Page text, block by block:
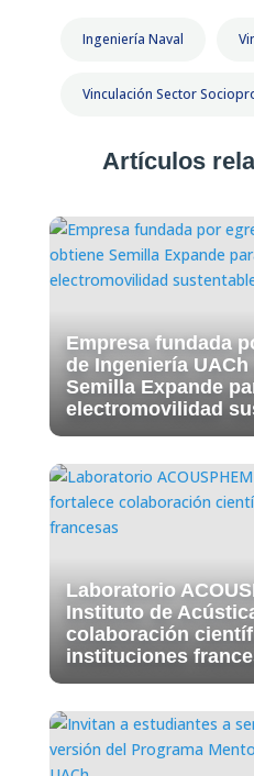
Ingeniería Naval
Vinculación Sector
Artículos
Empresa fundada
de Ingeniería
Semilla Expande
electromovilidad
Laboratorio
Instituto de
colaboración
instituciones